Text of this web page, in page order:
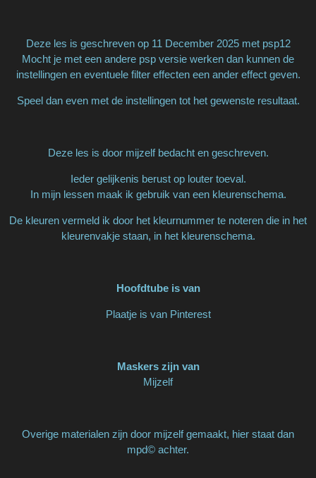
Deze les is geschreven op 11 December 2025 met psp12
Mocht je met een andere psp versie werken dan kunnen de
instellingen en eventuele filter effecten een ander effect geven.
Speel dan even met de instellingen tot het gewenste resultaat.
Deze les is door mijzelf bedacht en geschreven.
Ieder gelijkenis berust op louter toeval.
In mijn lessen maak ik gebruik van een kleurenschema.
De kleuren vermeld ik door het kleurnummer te noteren die in het
kleurenvakje staan, in het kleurenschema.
Hoofdtube is van
Plaatje is van Pinterest
Maskers zijn van
Mijzelf
Overige materialen zijn door mijzelf gemaakt, hier staat dan
mpd© achter.